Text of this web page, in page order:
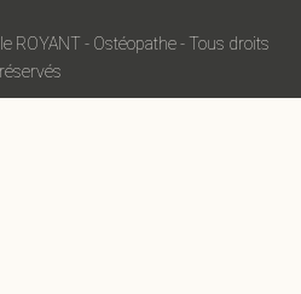
ROYANT - Ostéopathe - Tous droits
réservés